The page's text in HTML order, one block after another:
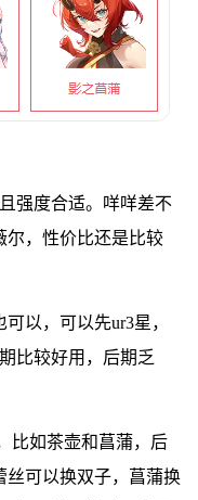
强度合适。咩咩差不
尔，性价比还是比较
以，可以先ur3星，
比较好用，后期乏
比如茶壶和菖蒲，后
丝可以换双子，菖蒲换